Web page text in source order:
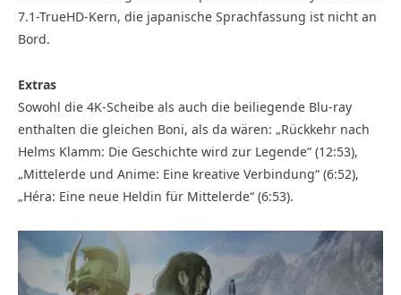
7.1-TrueHD-Kern, die japanische Sprachfassung ist nicht an
Bord.
Extras
Sowohl die 4K-Scheibe als auch die beiliegende Blu-ray
enthalten die gleichen Boni, als da wären: „Rückkehr nach
Helms Klamm: Die Geschichte wird zur Legende“ (12:53),
„Mittelerde und Anime: Eine kreative Verbindung“ (6:52),
„Héra: Eine neue Heldin für Mittelerde“ (6:53).